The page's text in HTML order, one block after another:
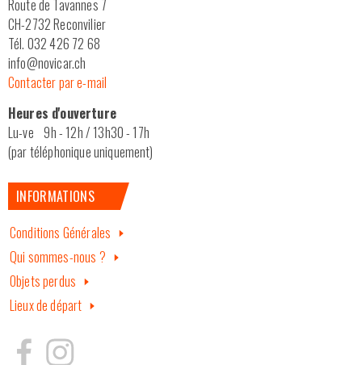
Route de Tavannes 7
CH-2732 Reconvilier
Tél. 032 426 72 68
info@novicar.ch
Contacter par e-mail
Heures d'ouverture
Lu-ve 9h - 12h / 13h30 - 17h
(par téléphonique uniquement)
INFORMATIONS
Conditions Générales
Qui sommes-nous ?
Objets perdus
Lieux de départ